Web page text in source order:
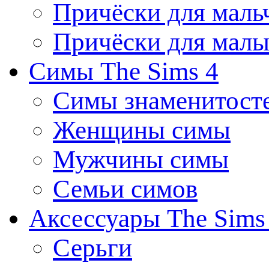
Причёски для
Причёски для
Симы The Sims 4
Симы
Женщины симы
Мужчины симы
Семьи симов
Аксессуары The
Серьги